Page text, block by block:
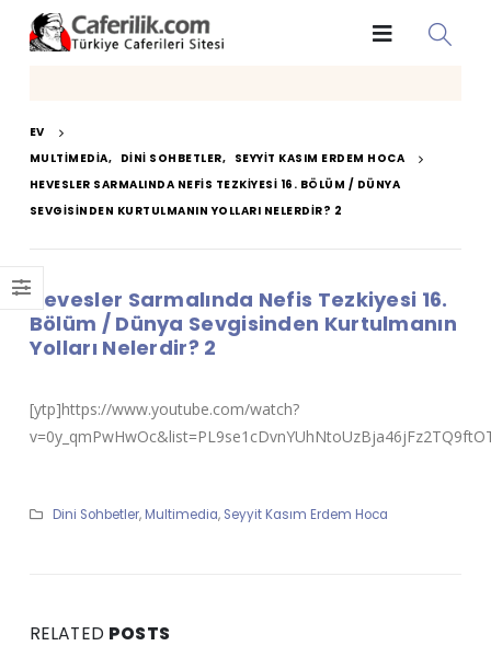
EV
MULTIMEDIA, DINI SOHBETLER, SEYYIT KASIM ERDEM HOCA
HEVESLER SARMALINDA NEFIS TEZKIYESI 16. BÖLÜM / DÜNYA
SEVGISINDEN KURTULMANIN YOLLARI NELERDIR? 2
Hevesler Sarmalında Nefis Tezkiyesi 16.
Bölüm / Dünya Sevgisinden Kurtulmanın
Yolları Nelerdir? 2
[ytp]https://www.youtube.com/watch?
Dini Sohbetler, Multimedia, Seyyit Kasım Erdem Hoca
RELATED POSTS